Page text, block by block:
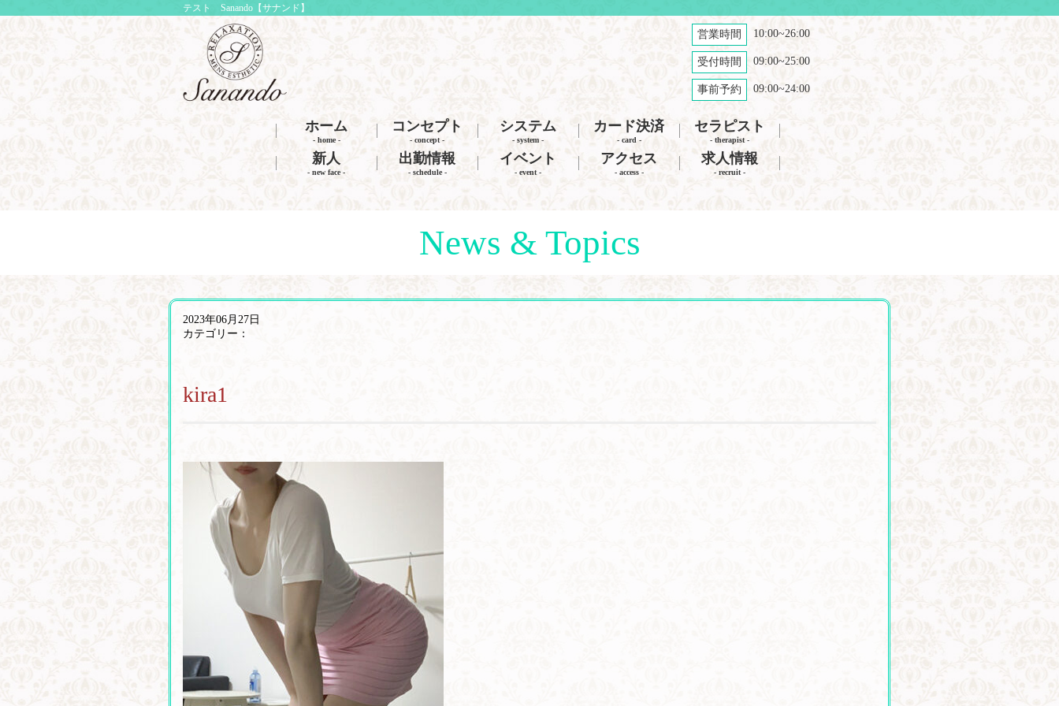
テスト Sanando【サナンド】
営業時間 10:00~26:00
受付時間 09:00~25:00
事前予約 09:00~24:00
ホーム
- home -
コンセプト
- concept -
システム
- system -
カード決済
- card -
セラピスト
- therapist -
新人
- new face -
出勤情報
- schedule -
イベント
- event -
アクセス
- access -
求人情報
- recruit -
News & Topics
2023年06月27日
カテゴリー：
kira1